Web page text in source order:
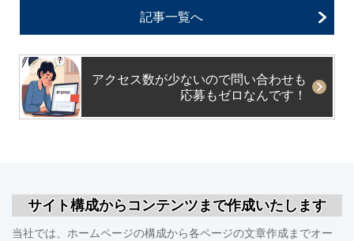
記事一覧へ
アクセス数が少ないので問い合わせも
応募もゼロなんです！
サイト構成からコンテンツまで作成いたします
当社では、ホームページの構成から各ページの文章作成までオー